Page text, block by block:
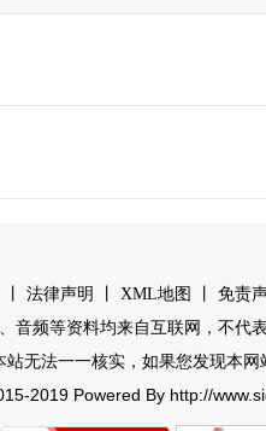
法律声明 XML地图 免责
音频等资料均来自互联网，不代
无法一一核实，如果您发现本
2019 Powered By http://